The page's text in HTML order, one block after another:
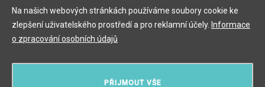
Odhlášení z newsletteru
PŘIJMOUT VŠE
Na našich webových stránkách používáme soubory cookie ke
zlepšení uživatelského prostředí a pro reklamní účely. Informace
o zpracování osobních údajů